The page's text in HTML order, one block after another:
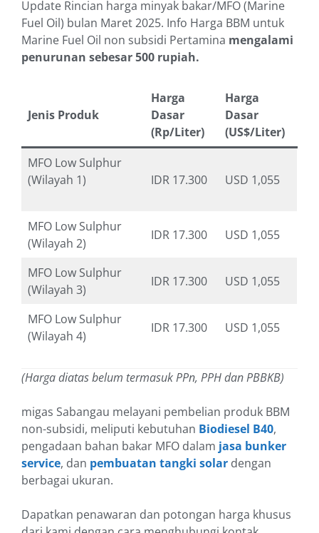
Update Rincian harga minyak bakar/MFO (Marine
Fuel Oil) bulan Maret 2025. Info Harga BBM untuk
Marine Fuel Oil non subsidi Pertamina mengalami
penurunan sebesar 500 rupiah.
Jenis Produk
Harga
Dasar
(Rp/Liter)
Harga
Dasar
(US$/Liter)
MFO Low Sulphur
(Wilayah 1)
IDR 17.300 USD 1,055
MFO Low Sulphur
(Wilayah 2)
IDR 17.300 USD 1,055
MFO Low Sulphur
(Wilayah 3)
IDR 17.300 USD 1,055
MFO Low Sulphur
(Wilayah 4)
IDR 17.300 USD 1,055
(Harga diatas belum termasuk PPn, PPH dan PBBKB)
migas Sabangau melayani pembelian produk BBM
non-subsidi, meliputi kebutuhan Biodiesel B40,
pengadaan bahan bakar MFO dalam jasa bunker
service, dan pembuatan tangki solar dengan
berbagai ukuran.
Dapatkan penawaran dan potongan harga khusus